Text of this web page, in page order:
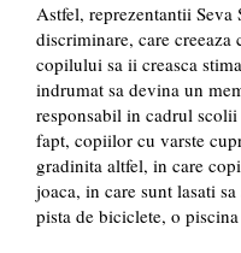
Astfel, reprezentantii Seva
discriminare, care creeaza
copilului sa ii creasca
indrumat sa devina un
responsabil in cadrul scolii
fapt, copiilor cu varste
gradinita altfel, in care
joaca, in care sunt lasati
pista de biciclete, o